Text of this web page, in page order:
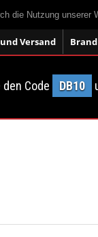
die Nutzung
Versand
den Code DB10